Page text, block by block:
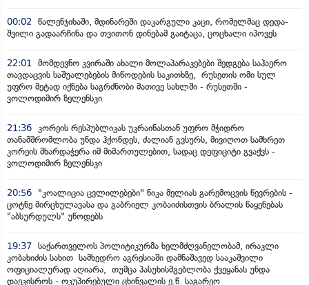
00:02 წალენჯიხაში, მდინარეში დაკარგული კაცი, რომელმაც დედა-
შვილი გადაარჩინა და თვითონ დინებამ გაიტაცა, ცოცხალი იპოვეს
22:01 მომდევნო კვირაში ახალი მოლაპარაკებები შედგება საჰაერო
თავდაცვის საშუალებების მიწოდების საკითხზე, რუსეთის ომი სულ
უფრო მეტად იქნება საგრძნობი მათივე სახლში - რუსეთში -
ვოლოდიმირ ზელენსკი
21:36 კორეის რესპუბლიკას უკრაინასთან უფრო მჭიდრო
თანამშრომლობა უნდა ჰქონდეს, ძალიან გვსურს, მივიღოთ სამხრეთ
კორეის მხარდაჭერა იმ მიმართულებით, სადაც დეფიციტი გვაქვს -
ვოლოდიმირ ზელენსკი
20:56
"კოალიცია ცვლილებები" ნიკა მელიას გარემოცვის წევრების -
ცოტნე მირცხულავასა და გაბრიელ კობაიძისთვის ბრალის წაყენებას
"აბსურდულს" უწოდებს
19:37 საქართველოს პოლიტიკურმა ხელმძღვანელობამ, ირაკლი
კობახიძის სახით სამხედრო აგრესიაში დამნაშავედ სააკაშვილი
ოფიციალურად აღიარა, თუმცა პასუხისმგებლობა ქვეყანას უნდა
დაეკისროს - ოკუპირებული ცხინვალის ე.წ. საგარეო